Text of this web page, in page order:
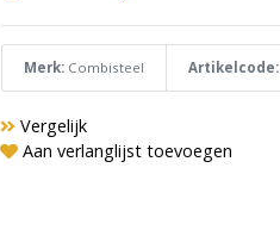
Merk: Combisteel Artikelcode:
Vergelijk
Aan verlanglijst toevoegen